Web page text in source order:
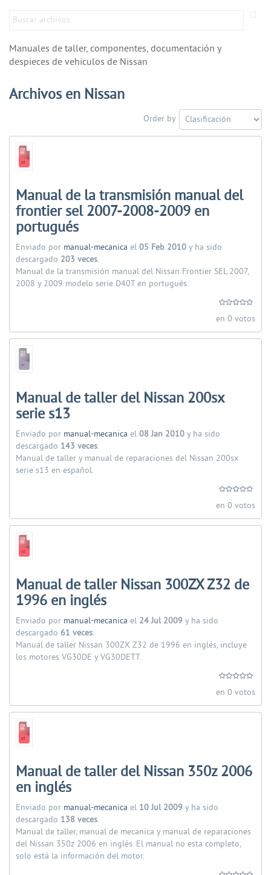
Manuales de taller, componentes, documentación y
despieces de vehiculos de Nissan
Archivos en Nissan
Order by
Manual de la transmisión manual del
frontier sel 2007-2008-2009 en
portugués
Enviado por manual-mecanica el 05 Feb 2010 y ha sido
descargado 203 veces.
Manual de la transmisión manual del Nissan Frontier SEL 2007,
2008 y 2009 modelo serie D40T en portugués.
en 0 votos
Manual de taller del Nissan 200sx
serie s13
Enviado por manual-mecanica el 08 Jan 2010 y ha sido
descargado 143 veces.
Manual de taller y manual de reparaciones del Nissan 200sx
serie s13 en español.
en 0 votos
Manual de taller Nissan 300ZX Z32 de
1996 en inglés
Enviado por manual-mecanica el 24 Jul 2009 y ha sido
descargado 61 veces.
Manual de taller Nissan 300ZX Z32 de 1996 en inglés, incluye
los motores VG30DE y VG30DETT.
en 0 votos
Manual de taller del Nissan 350z 2006
en inglés
Enviado por manual-mecanica el 10 Jul 2009 y ha sido
descargado 138 veces.
Manual de taller, manual de mecanica y manual de reparaciones
del Nissan 350z 2006 en inglés. El manual no esta completo,
solo está la información del motor.